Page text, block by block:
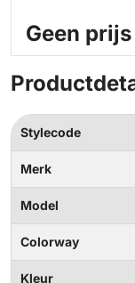
Geen
Stylecode
Merk
Model
Colorway
Kleur